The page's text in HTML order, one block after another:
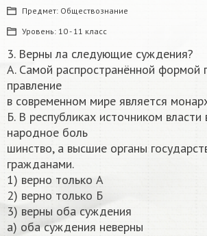
Предмет: Обществознание
Уровень: 10 - 11 класс
3. Верны ла следующие суждения?
А. Самой распространённой формой
правление
в современном мире является
Б. В республиках источником власти
народное боль
шинство, а высшие органы
гражданами.
1) верно только А
2) верно только Б
3) верны оба суждения
а) оба суждения неверны​